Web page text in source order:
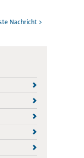
Nachricht >